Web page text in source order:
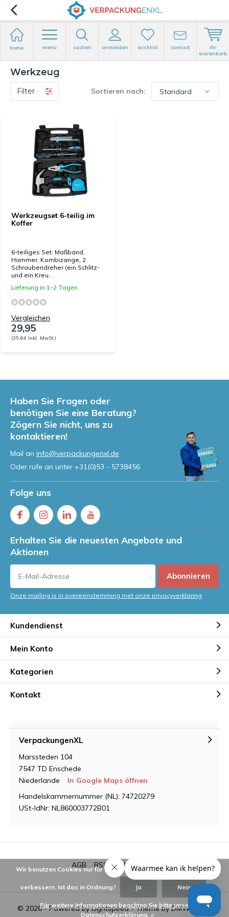
home menu suchen anmelden wishlist contact
ihr
warenkorb
Werkzeug
Filter Sortieren nach:
Werkzeugset 6-teilig im
Koffer
6-teiliges Set: Maßband,
Hammer, Kombizange, 2
Schraubendreher (ein Schlitz-
und ein Kreu...
Lieferung in 1–2 Tagen
Vergleichen
29,95
(35,64 Inkl. MwSt.)
Haben Sie Fragen oder
benötigen Sie eine Beratung?
Zögern Sie nicht, uns zu
kontaktieren!
Mail an info@verpackungenxl.de
Oder rufe an unter +31(0)53 - 5738456
Folge uns
Erhalten Sie die neuesten Angebote und
Aktionen
Abonnieren
Onze mailing is in overeenstemming met onze privacyverklaring
Kundendienst
Mein Konto
Kategorien
Kontakt
VerpackungenXL
Marssteden 104
7547 TD Enschede
Niederlande
In Google Maps öffnen
Handelskammernummer (NL): 74720279
USt-IdNr: NL860003772B01
© 2026 - Powered byLightspeed- Theme byDMWS.nl
AGB RSS feed Sitemap
Wir benutzen Cookies nur für interne Zwecke um den Webshop zu
verbessern. Ist das in Ordnung? Ja Nein
Für weitere Informationen beachten Sie bitte unsere
Datenschutzerklärung. »